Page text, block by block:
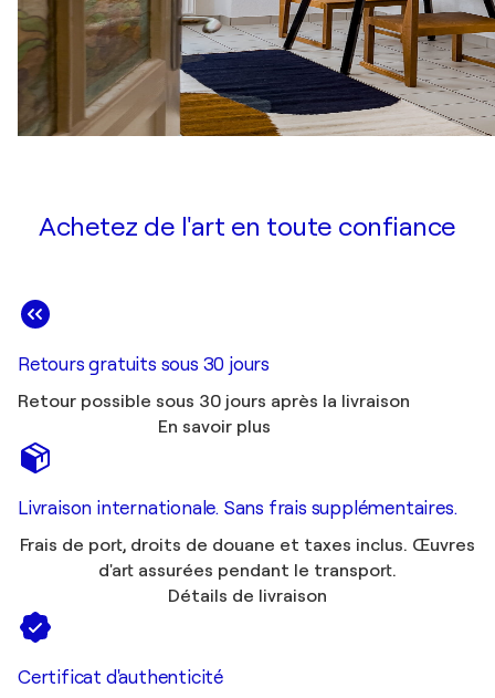
Achetez de l'art en toute confiance
Retours gratuits sous 30 jours
Retour possible sous 30 jours après la livraison
En savoir plus
Livraison internationale. Sans frais supplémentaires.
Frais de port, droits de douane et taxes inclus. Œuvres
d'art assurées pendant le transport.
Détails de livraison
Certificat d'authenticité